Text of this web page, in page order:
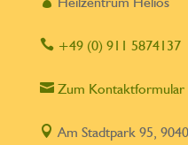
+49 (0) 911 5874137
Zum Kontaktformular
 Am Stadtpark 95,